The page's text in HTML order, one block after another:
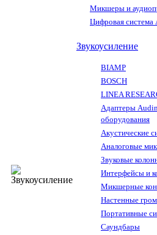
Микшеры и
Цифровая
Звукоусиление
BIAMP
BOSCH
LINEA
Адаптеры
оборудования
Акустические
Аналоговые
Звуковые
Интерфейсы и
Микшерные
Настенные
Портативные
Саундбары